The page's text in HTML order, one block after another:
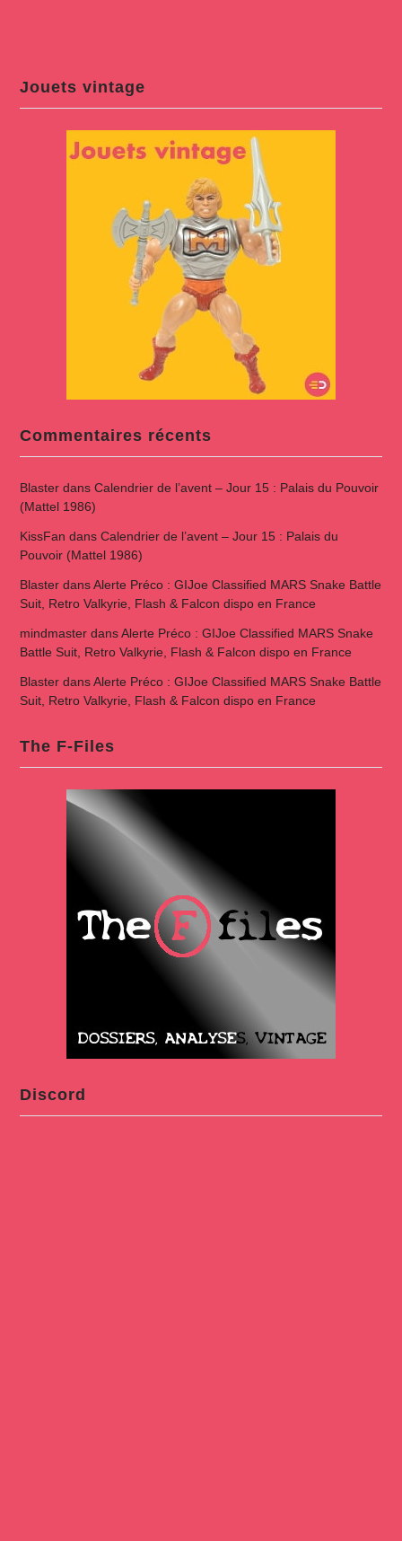
Jouets vintage
Commentaires récents
Blasterdans Calendrier de l’avent – Jour 15 : Palais du Pouvoir
(Mattel 1986)
KissFan dans Calendrier de l’avent – Jour 15 : Palais du
Pouvoir (Mattel 1986)
BlasterdansAlerte Préco : GIJoe Classified MARS Snake Battle
Suit, Retro Valkyrie, Flash & Falcon dispo en France
mindmasterdansAlerte Préco : GIJoe Classified MARS Snake
Battle Suit, Retro Valkyrie, Flash & Falcon dispo en France
BlasterdansAlerte Préco : GIJoe Classified MARS Snake Battle
Suit, Retro Valkyrie, Flash & Falcon dispo en France
The F-Files
Discord